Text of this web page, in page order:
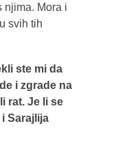
njima. Mora i
svih tih
ste mi da
i zgrade na
rat. Je li se
Sarajlija